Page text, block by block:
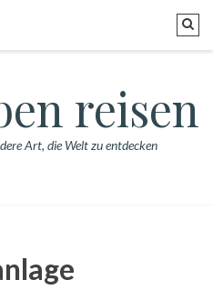
reisen
Art, die Welt zu entdecken